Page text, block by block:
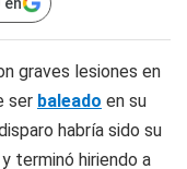
graves lesiones en
ser baleado en su
habría sido su
y terminó hiriendo a